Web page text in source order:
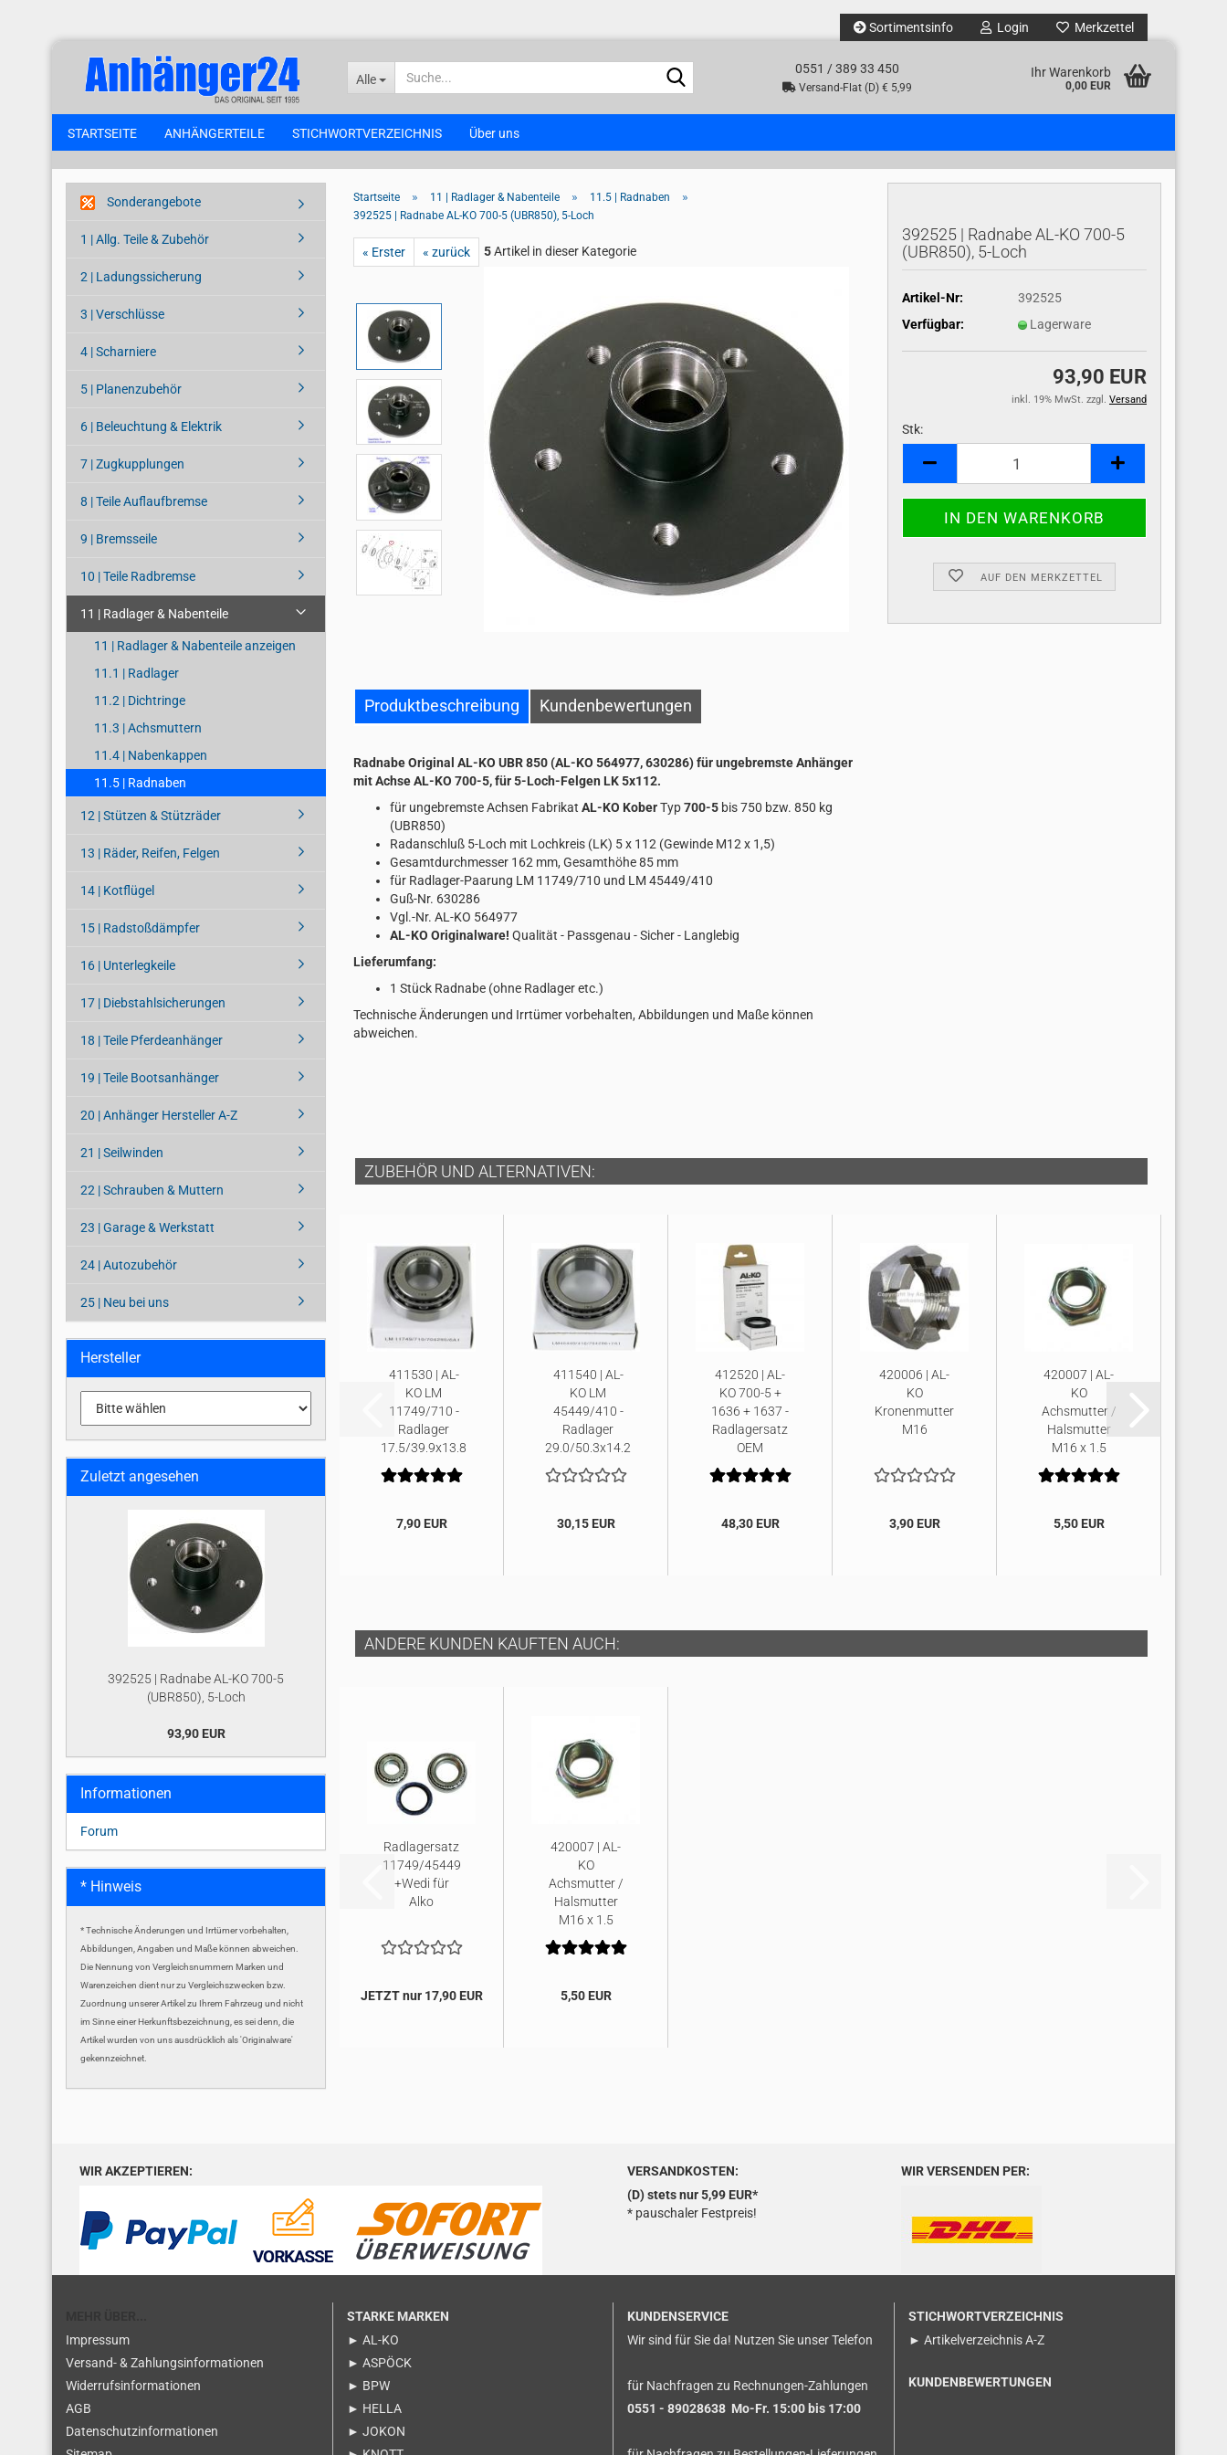
Sortimentsinfo Login Merkzettel
Alle
0551 / 389 33 450
Versand-Flat (D) € 5,99
Ihr Warenkorb
0,00 EUR
STARTSEITE ANHÄNGERTEILE STICHWORTVERZEICHNIS Über uns
Startseite » 11 | Radlager & Nabenteile » 11.5 | Radnaben »
392525 | Radnabe AL-KO 700-5 (UBR850), 5-Loch
« Erster « zurück 5Artikel in dieser Kategorie
392525 | Radnabe AL-KO 700-5
(UBR850), 5-Loch
Artikel-Nr:
392525
Verfügbar:
Lagerware
93,90 EUR
inkl. 19% MwSt. zzgl. Versand
Stk:
AUF DEN MERKZETTEL
Produktbeschreibung Kundenbewertungen
Radnabe Original AL-KO UBR 850 (AL-KO 564977, 630286) für ungebremste Anhänger
mit Achse AL-KO 700-5, für 5-Loch-Felgen LK 5x112.
für ungebremste Achsen Fabrikat AL-KO KoberTyp700-5 bis 750 bzw. 850 kg
(UBR850)
Radanschluß 5-Loch mit Lochkreis (LK) 5 x 112 (Gewinde M12 x 1,5)
Gesamtdurchmesser 162 mm, Gesamthöhe 85 mm
für Radlager-Paarung LM 11749/710 und LM 45449/410
Guß-Nr. 630286
Vgl.-Nr. AL-KO 564977
AL-KO Originalware! Qualität - Passgenau - Sicher - Langlebig
Lieferumfang:
1 Stück Radnabe (ohne Radlager etc.)
Technische Änderungen und Irrtümer vorbehalten, Abbildungen und Maße können
abweichen.
ZUBEHÖR UND ALTERNATIVEN:
411530 | AL-
KO LM
11749/710 -
Radlager
17,5/39,9x13,8
7,90 EUR
411540 | AL-
KO LM
45449/410 -
Radlager
29,0/50,3x14,2
30,15 EUR
412520 | AL-
KO 700-5 +
1636 + 1637 -
Radlagersatz
OEM
48,30 EUR
420006 | AL-
KO
Kronenmutter
M16
3,90 EUR
420007 | AL-
KO
Achsmutter /
Halsmutter
M16 x 1,5
(SW24)
5,50 EUR
ANDERE KUNDEN KAUFTEN AUCH:
Radlagersatz
11749/45449
+Wedi für
Alko
JETZT nur 17,90 EUR
420007 | AL-
KO
Achsmutter /
Halsmutter
M16 x 1,5
(SW24)
5,50 EUR
Sonderangebote
1 | Allg. Teile & Zubehör
2 | Ladungssicherung
3 | Verschlüsse
4 | Scharniere
5 | Planenzubehör
6 | Beleuchtung & Elektrik
7 | Zugkupplungen
8 | Teile Auflaufbremse
9 | Bremsseile
10 | Teile Radbremse
11 | Radlager & Nabenteile
11 | Radlager & Nabenteile anzeigen
11.1 | Radlager
11.2 | Dichtringe
11.3 | Achsmuttern
11.4 | Nabenkappen
11.5 | Radnaben
12 | Stützen & Stützräder
13 | Räder, Reifen, Felgen
14 | Kotflügel
15 | Radstoßdämpfer
16 | Unterlegkeile
17 | Diebstahlsicherungen
18 | Teile Pferdeanhänger
19 | Teile Bootsanhänger
20 | Anhänger Hersteller A-Z
21 | Seilwinden
22 | Schrauben & Muttern
23 | Garage & Werkstatt
24 | Autozubehör
25 | Neu bei uns
Hersteller
Zuletzt angesehen
392525 | Radnabe AL-KO 700-5
(UBR850), 5-Loch
93,90 EUR
Informationen
Forum
* Hinweis
* Technische Änderungen und Irrtümer vorbehalten,
Abbildungen, Angaben und Maße können abweichen.
Die Nennung von Vergleichsnummern Marken und
Warenzeichen dient nur zu Vergleichszwecken bzw.
Zuordnung unserer Artikel zu Ihrem Fahrzeug und nicht
im Sinne einer Herkunftsbezeichnung, es sei denn, die
Artikel wurden von uns ausdrücklich als 'Originalware'
gekennzeichnet.
WIR AKZEPTIEREN:
VERSANDKOSTEN:
(D) stets nur 5,99 EUR*
* pauschaler Festpreis!
WIR VERSENDEN PER:
Impressum
Versand- & Zahlungsinformationen
Widerrufsinformationen
AGB
Datenschutzinformationen
STARKE MARKEN
► AL-KO
► ASPÖCK
► BPW
► HELLA
► JOKON
KUNDENSERVICE
Wir sind für Sie da! Nutzen Sie unser Telefon
für Nachfragen zu Rechnungen-Zahlungen
0551 - 89028638 Mo-Fr. 15:00 bis 17:00
STICHWORTVERZEICHNIS
► Artikelverzeichnis A-Z
KUNDENBEWERTUNGEN